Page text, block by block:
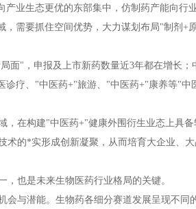
业生态更优的东部集中，仿制药产能向行
需要抓住空间优势，大力谋划布局"制剂+
面"，申报及上市新药数量近3年都在增长；
诊疗、"中医药+"旅游、"中医药+"康养等"中
，在构建"中医药+"健康外围衍生业态上具备
术的*实形成创新凝聚，从而培育大企业、
也是未来生物医药行业格局的关键。
会与潜能。生物药各细分赛道发展呈现不同